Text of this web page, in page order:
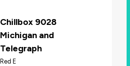
Chillbox 9028
Michigan and
Telegraph
Red E